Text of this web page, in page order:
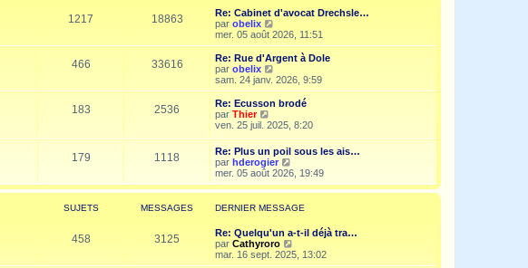
g
e
m
e
s
a
g
e
e
n
i
e
m
e
s
a
g
e
1217 18863
Re: Cabinet d'avocat Drechsle…
par obelix
o
i
r
e
e
r
n
i
e
r
m
e
s
s
a
e
mer. 05 août 2026, 11:51
466 33616
Re: Rue d'Argent à Dole
par obelix
o
i
r
e
e
r
n
i
e
m
s
s
a
g
sam. 24 janv. 2026, 9:59
183 2536
Re: Ecusson brodé
par Thier
o
e
d
e
n
e
r
m
e
ven. 25 juil. 2025, 8:20
179 1118
Re: Plus un poil sous les ais…
par hderogier
o
i
r
l
e
r
n
mer. 05 août 2026, 19:49
SUJETS MESSAGES DERNIER MESSAGE
458 3125
Re: Quelqu'un a-t-il déjà tra…
par Cathyroro
o
i
mar. 16 sept. 2025, 13:02